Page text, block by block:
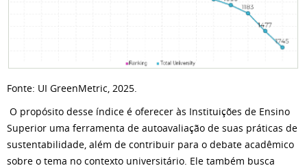
Fonte: UI GreenMetric, 2025.
O propósito desse índice é oferecer às Instituições de Ensino
Superior uma ferramenta de autoavaliação de suas práticas de
sustentabilidade, além de contribuir para o debate acadêmico
sobre o tema no contexto universitário. Ele também busca